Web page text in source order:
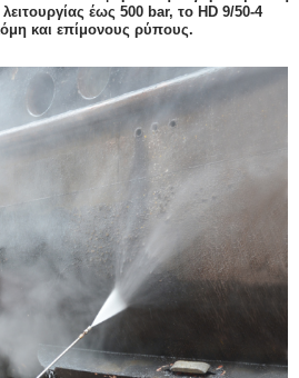
έως 500 bar, το HD 9/50-4
και επίμονους ρύπους.